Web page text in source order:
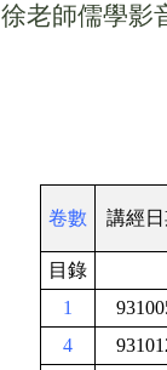
徐老師儒學
卷數 講經
目錄
1
4